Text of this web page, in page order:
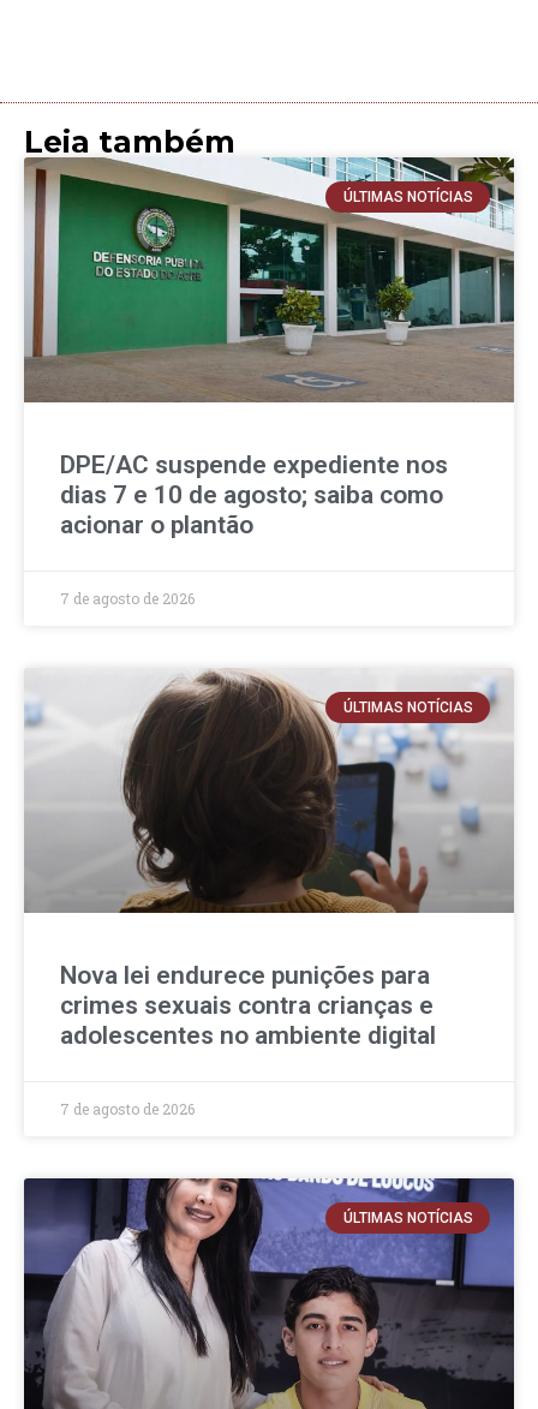
Leia também
ÚLTIMAS NOTÍCIAS
DPE/AC suspende expediente nos
dias 7 e 10 de agosto; saiba como
acionar o plantão
7 de agosto de 2026
ÚLTIMAS NOTÍCIAS
Nova lei endurece punições para
crimes sexuais contra crianças e
adolescentes no ambiente digital
7 de agosto de 2026
ÚLTIMAS NOTÍCIAS